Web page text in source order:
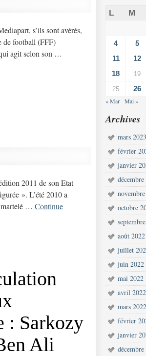
s’ils sont avérés,
de football (FFF)
agit selon son …
2011 de son Etat
». L’été 2010 a
martelé … Continue
: Sarkozy
Ali
L M
4 5
11 12
18
19
25 26
« Mar Mai »
Archives
mars 2023
février
janvier
octobre
août 2022
juillet
juin 2022
mai 2022
avril 2022
mars 2022
février
janvier
décembre